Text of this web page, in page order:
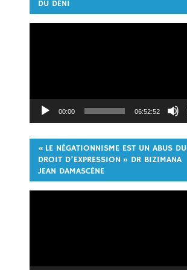
DU DÉNI
00:00 06:52:52
« LE NÉGATIONNISME EST UN ABUS DU
DROIT D’EXPRESSION » DR BIZIMANA
JEAN DAMASCÈNE